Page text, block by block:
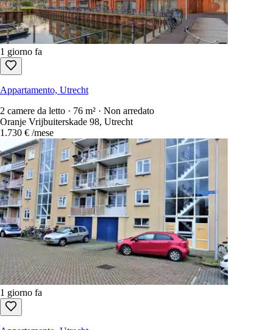
1 giorno fa
Appartamento, Utrecht
2 camere da letto · 76 m² · Non arredato
Oranje Vrijbuiterskade 98, Utrecht
1.730 € /mese
1 giorno fa